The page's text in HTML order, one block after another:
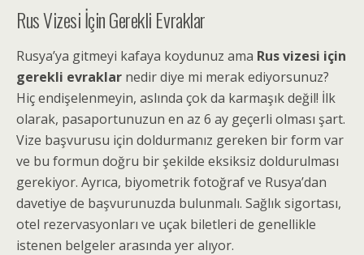
Rus Vizesi İçin Gerekli Evraklar
Rusya’ya gitmeyi kafaya koydunuz ama Rus vizesi için
gerekli evraklar nedir diye mi merak ediyorsunuz?
Hiç endişelenmeyin, aslında çok da karmaşık değil! İlk
olarak, pasaportunuzun en az 6 ay geçerli olması şart.
Vize başvurusu için doldurmanız gereken bir form var
ve bu formun doğru bir şekilde eksiksiz doldurulması
gerekiyor. Ayrıca, biyometrik fotoğraf ve Rusya’dan
davetiye de başvurunuzda bulunmalı. Sağlık sigortası,
otel rezervasyonları ve uçak biletleri de genellikle
istenen belgeler arasında yer alıyor.